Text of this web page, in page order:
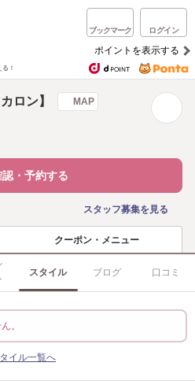
ブックマーク ログイン
ポイントを表示する
！
ロン】 MAP
認・予約する
スタッフ募集を見る
クーポン・メニュー
スタイル ブログ 口コミ
。
イル一覧へ